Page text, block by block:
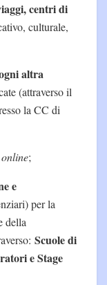
centri di
culturale,
altra
(attraverso il
la CC di
online;
e
per la
della
Scuole di
e Stage